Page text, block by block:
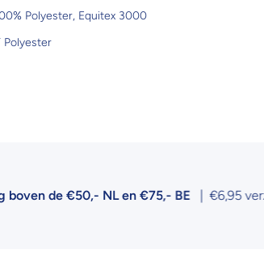
Polyester, Equitex 3000
Polyester
de €50,- NL en €75,- BE| €6,95